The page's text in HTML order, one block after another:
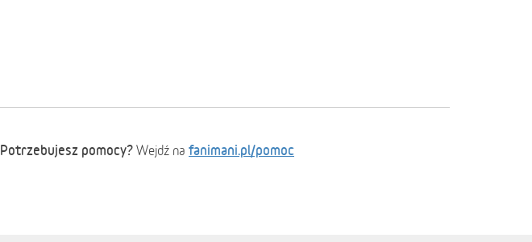
Potrzebujesz pomocy? Wejdź na fanimani.pl/pomoc